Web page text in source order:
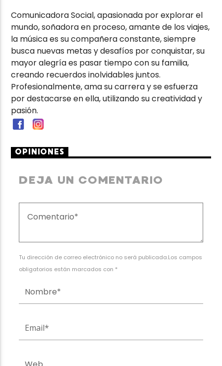
Comunicadora Social, apasionada por explorar el
mundo, soñadora en proceso, amante de los viajes,
la música es su compañera constante, siempre
busca nuevas metas y desafíos por conquistar, su
mayor alegría es pasar tiempo con su familia,
creando recuerdos inolvidables juntos.
Profesionalmente, ama su carrera y se esfuerza
por destacarse en ella, utilizando su creatividad y
pasión.
OPINIONES
DEJA UN COMENTARIO
Tu dirección de correo electrónico no será publicada.Los campos
obligatorios están marcados con *